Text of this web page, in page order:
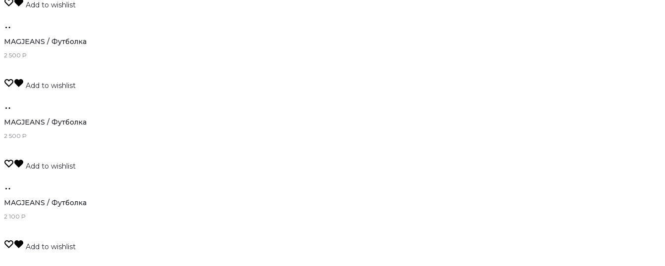
Add to wishlist
оффлайн
MAGJEANS / Футболка
2 500 Р
Add to wishlist
оффлайн
MAGJEANS / Футболка
2 500 Р
Add to wishlist
MAGJEANS / Футболка
2 100 Р
Add to wishlist